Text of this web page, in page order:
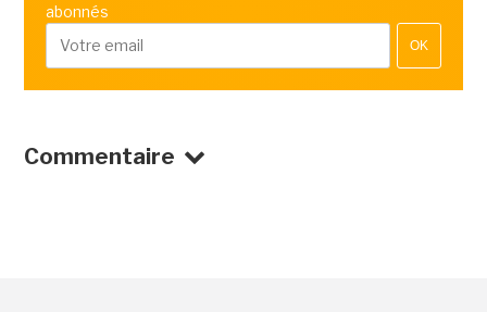
abonnés
OK
Commentaire